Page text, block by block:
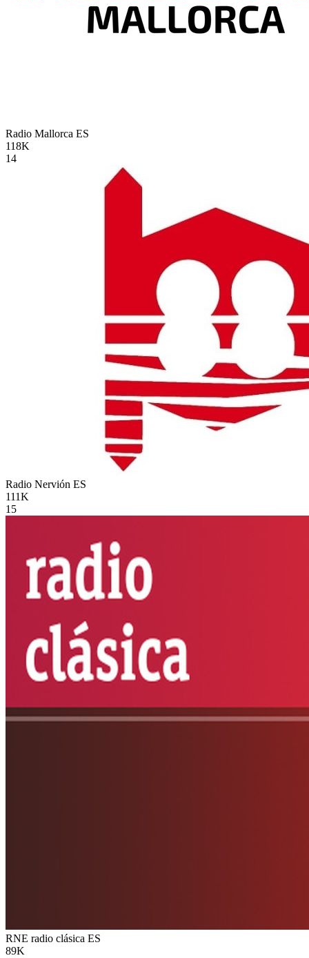
Radio Mallorca ES
118K
14
Radio Nervión ES
111K
15
RNE radio clásica ES
89K